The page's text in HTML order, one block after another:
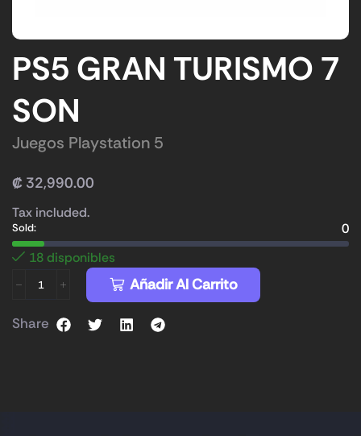
PS5 GRAN TURISMO 7
SON
Juegos Playstation 5
₡ 32,990.00
Tax included.
Sold:
0
18 disponibles
Añadir Al Carrito
Share